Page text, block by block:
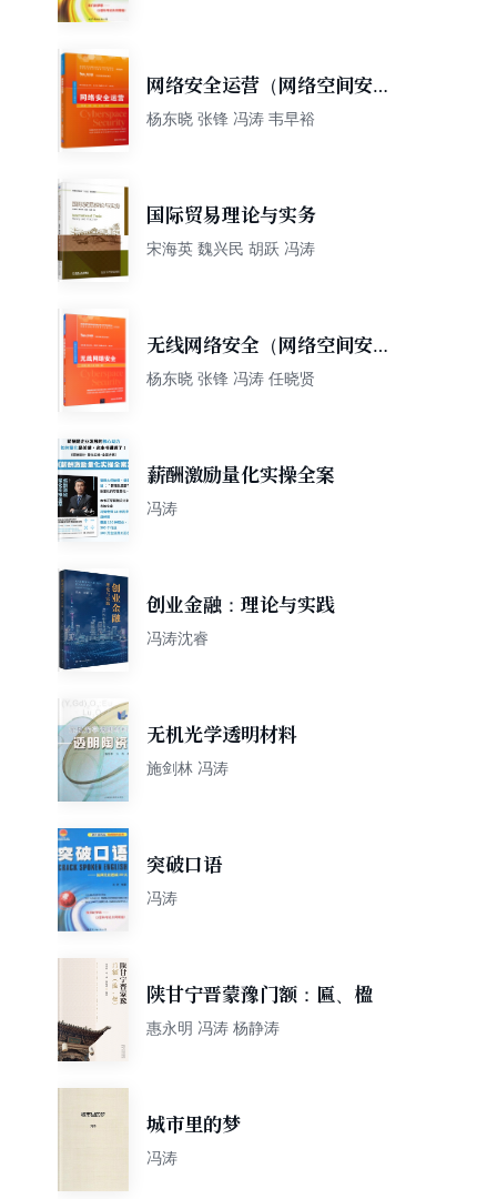
网络安全运营（网络空间安全
重点规划丛书）
杨东晓 张锋 冯涛 韦早裕
国际贸易理论与实务
宋海英 魏兴民 胡跃 冯涛
无线网络安全（网络空间安全
学科系列教材）
杨东晓 张锋 冯涛 任晓贤
薪酬激励量化实操全案
冯涛
创业金融：理论与实践
冯涛沈睿
无机光学透明材料
施剑林 冯涛
突破口语
冯涛
陕甘宁晋蒙豫门额：匾、楹
惠永明 冯涛 杨静涛
城市里的梦
冯涛